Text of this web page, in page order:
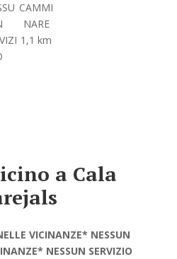
CAMMI
NARE
1,1 km
a Cala
VICINANZE* NESSUN
NESSUN SERVIZIO